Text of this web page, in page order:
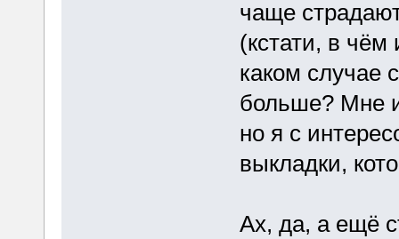
чаще
(кстати, в
каком случае
больше? Мне
но я с
выкладки,
Ах, да, а ещё